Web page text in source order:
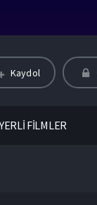
Kaydol
FİLMLER